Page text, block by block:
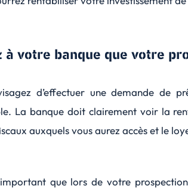
à votre banque que votre
d’effectuer une demande de
La banque doit clairement voir la
auxquels vous aurez accès et le
que lors de votre